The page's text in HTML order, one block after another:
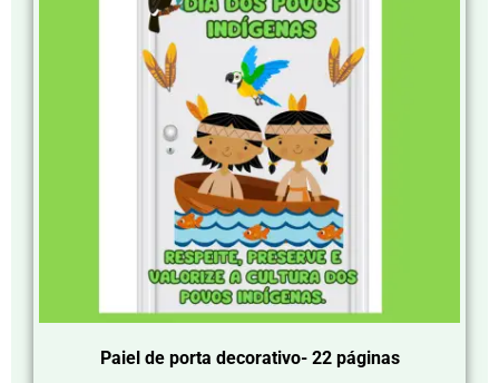
Paiel de porta decorativo- 22 páginas